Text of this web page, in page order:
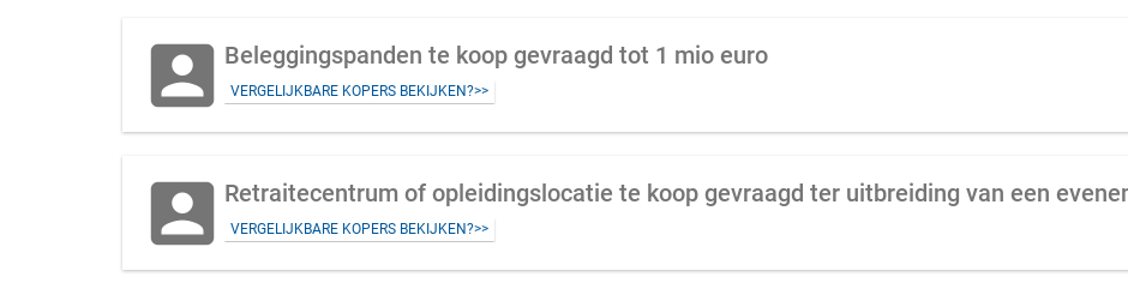
account_box Beleggingspanden te koop gevraagd tot 1 mio euro
VERGELIJKBARE KOPERS BEKIJKEN?>>
account_box VERGELIJKBARE KOPERS BEKIJKEN?>>